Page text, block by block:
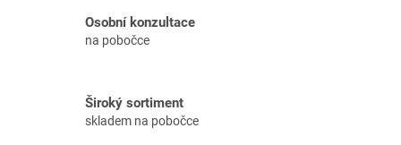
Osobní konzultace
na pobočce
Široký sortiment
skladem na pobočce